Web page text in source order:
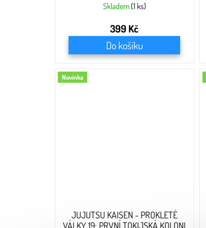
Skladem (1 ks)
399 Kč
Do košíku
Novinka
JUJUTSU KAISEN - PROKLETÉ
VÁLKY 19: PRVNÍ TOKIJSKÁ KOLONI